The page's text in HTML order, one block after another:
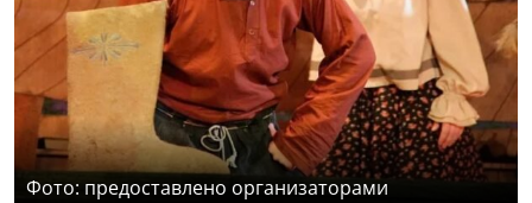
Фото: предоставлено организаторами